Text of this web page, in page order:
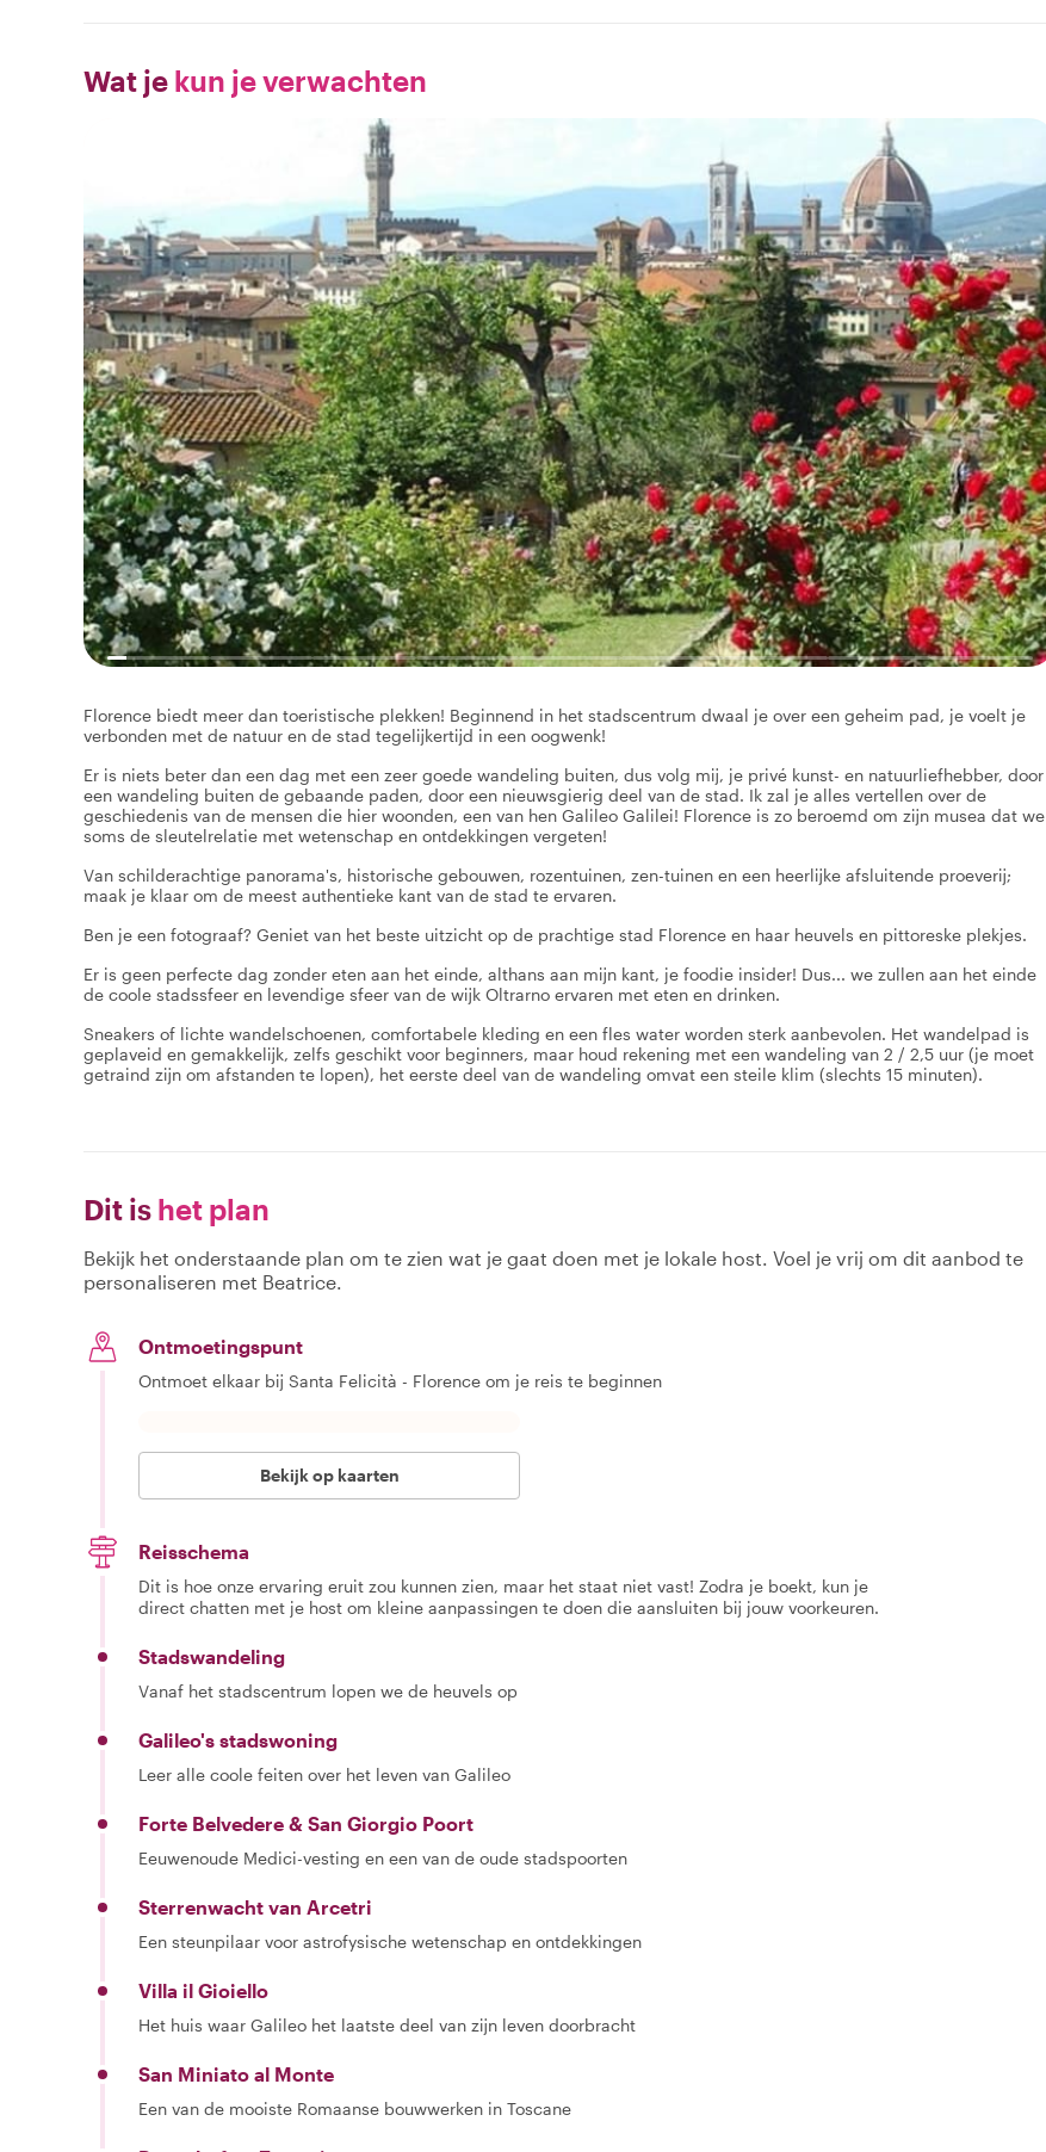
Wat je kun je verwachten
Florence biedt meer dan toeristische plekken! Beginnend in het stadscentrum dwaal je over een geheim pad, je voelt je
verbonden met de natuur en de stad tegelijkertijd in een oogwenk!
Er is niets beter dan een dag met een zeer goede wandeling buiten, dus volg mij, je privé kunst- en natuurliefhebber, door
een wandeling buiten de gebaande paden, door een nieuwsgierig deel van de stad. Ik zal je alles vertellen over de
geschiedenis van de mensen die hier woonden, een van hen Galileo Galilei! Florence is zo beroemd om zijn musea dat we
soms de sleutelrelatie met wetenschap en ontdekkingen vergeten!
Van schilderachtige panorama's, historische gebouwen, rozentuinen, zen-tuinen en een heerlijke afsluitende proeverij;
maak je klaar om de meest authentieke kant van de stad te ervaren.
Ben je een fotograaf? Geniet van het beste uitzicht op de prachtige stad Florence en haar heuvels en pittoreske plekjes.
Er is geen perfecte dag zonder eten aan het einde, althans aan mijn kant, je foodie insider! Dus... we zullen aan het einde
de coole stadssfeer en levendige sfeer van de wijk Oltrarno ervaren met eten en drinken.
Sneakers of lichte wandelschoenen, comfortabele kleding en een fles water worden sterk aanbevolen. Het wandelpad is
geplaveid en gemakkelijk, zelfs geschikt voor beginners, maar houd rekening met een wandeling van 2 / 2,5 uur (je moet
getraind zijn om afstanden te lopen), het eerste deel van de wandeling omvat een steile klim (slechts 15 minuten).
Dit is het plan
Bekijk het onderstaande plan om te zien wat je gaat doen met je lokale host. Voel je vrij om dit aanbod te
personaliseren met Beatrice.
Ontmoetingspunt
Ontmoet elkaar bij Santa Felicità - Florence om je reis te beginnen
Bekijk op kaarten
Reisschema
Dit is hoe onze ervaring eruit zou kunnen zien, maar het staat niet vast! Zodra je boekt, kun je
direct chatten met je host om kleine aanpassingen te doen die aansluiten bij jouw voorkeuren.
Stadswandeling
Vanaf het stadscentrum lopen we de heuvels op
Galileo's stadswoning
Leer alle coole feiten over het leven van Galileo
Forte Belvedere & San Giorgio Poort
Eeuwenoude Medici-vesting en een van de oude stadspoorten
Sterrenwacht van Arcetri
Een steunpilaar voor astrofysische wetenschap en ontdekkingen
Villa il Gioiello
Het huis waar Galileo het laatste deel van zijn leven doorbracht
San Miniato al Monte
Een van de mooiste Romaanse bouwwerken in Toscane